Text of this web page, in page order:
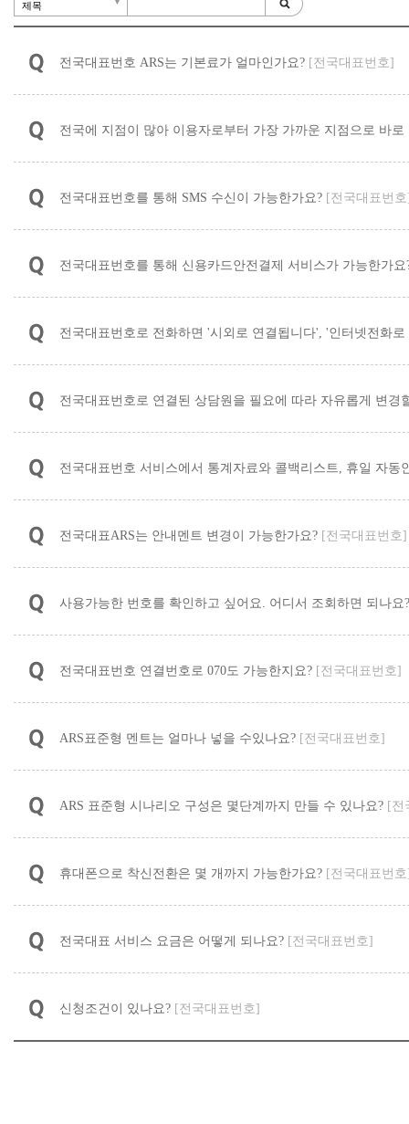
제목 ▼
전국대표번호 ARS는 기본료가 얼마인가요? [전국대표번호]
전국에 지점이 많아 이용자로부터 가장 가까운 지점으로 바
전국대표번호를 통해 SMS 수신이 가능한가요? [전국대표번
전국대표번호를 통해 신용카드안전결제 서비스가 가능한가
전국대표번호로 전화하면 '시외로 연결됩니다', '인터넷전화
전국대표번호로 연결된 상담원을 필요에 따라 자유롭게 변경
전국대표번호 서비스에서 통계자료와 콜백리스트, 휴일 자동
전국대표ARS는 안내멘트 변경이 가능한가요? [전국대표번호]
사용가능한 번호를 확인하고 싶어요. 어디서 조회하면 되나요
전국대표번호 연결번호로 070도 가능한지요? [전국대표번호]
ARS표준형 멘트는 얼마나 넣을 수있나요? [전국대표번호]
ARS 표준형 시나리오 구성은 몇단계까지 만들 수 있나요? [전
휴대폰으로 착신전환은 몇 개까지 가능한가요? [전국대표번
전국대표 서비스 요금은 어떻게 되나요? [전국대표번호]
신청조건이 있나요? [전국대표번호]